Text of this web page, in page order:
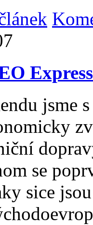
jsme
se
sice